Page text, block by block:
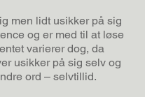
men lidt usikker på sig
og er med til at løse
varierer dog, da
usikker på sig selv og
ord – selvtillid.